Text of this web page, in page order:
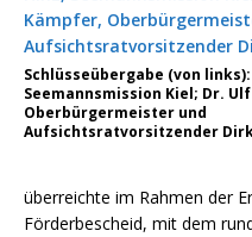
Schlüsseübergabe (von links):
Seemannsmission Kiel; Dr.
Oberbürgermeister und
Aufsichtsratvorsitzender
überreichte im Rahmen der
Förderbescheid, mit dem